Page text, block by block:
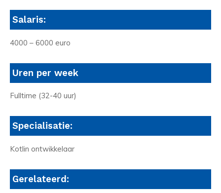
Salaris:
4000 – 6000 euro
Uren per week
Fulltime (32-40 uur)
Specialisatie:
Kotlin ontwikkelaar
Gerelateerd: